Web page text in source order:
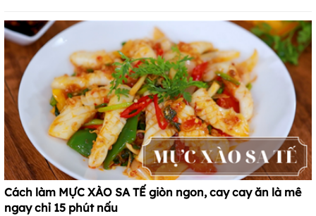
Cách làm MỰC XÀO SA TẾ giòn ngon, cay cay ăn là mê
ngay chỉ 15 phút nấu